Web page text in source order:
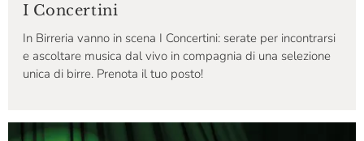
I Concertini
In Birreria vanno in scena I Concertini: serate per incontrarsi
e ascoltare musica dal vivo in compagnia di una selezione
unica di birre. Prenota il tuo posto!